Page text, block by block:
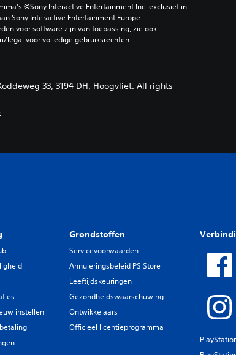
©Sony Interactive Entertainment Inc. exclusief in
Sony Interactive Entertainment Europe.
voor software zijn van toepassing, zie ook
legal voor volledige gebruiksrechten.
33, 3194 DH, Hoogvliet. All rights
instellen
Grondstoffen
Servicevoorwaarden
Annuleringsbeleid PS Store
Leeftijdskeuringen
Gezondheidswaarschuwing
Ontwikkelaars
Officieel licentieprogramma